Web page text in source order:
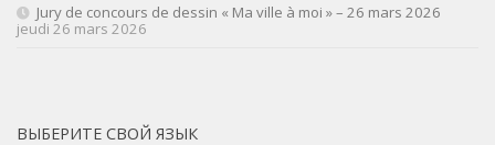
Jury de concours de dessin « Ma ville à moi » – 26 mars 2026
jeudi 26 mars 2026
ВЫБЕРИТЕ СВОЙ ЯЗЫК